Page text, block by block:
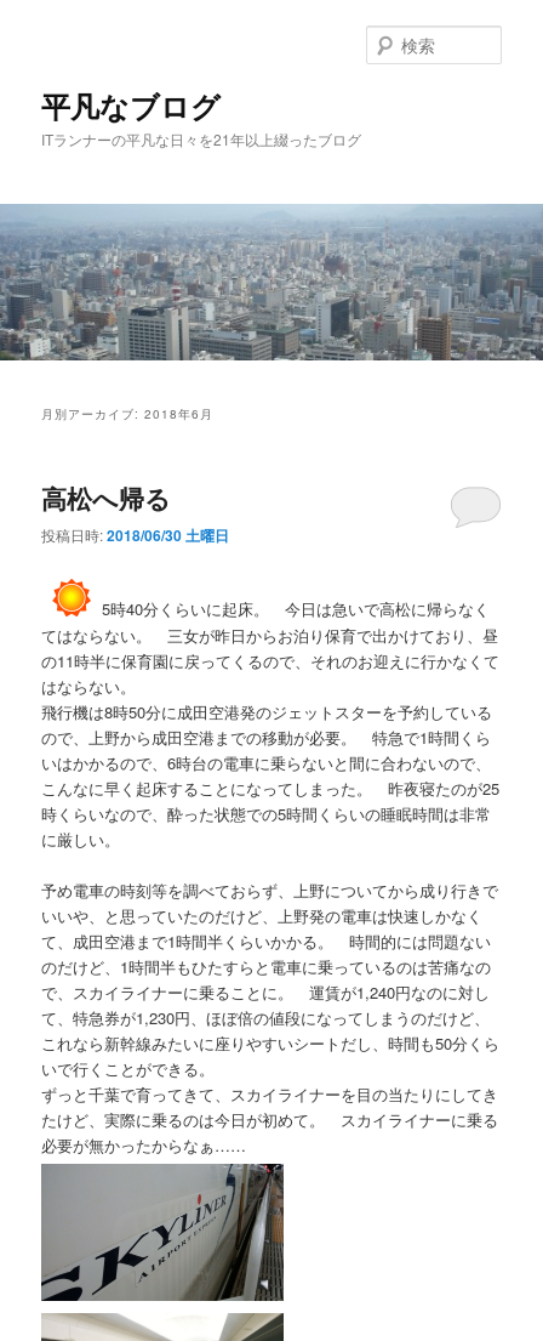
移
動
動
平凡なブログ
ITランナーの平凡な日々を21年以上綴ったブログ
索
月別アーカイブ:2018年6月
高松へ帰る
投稿日時:2018/06/30 土曜日
5時40分くらいに起床。 今日は急いで高松に帰らなく
てはならない。 三女が昨日からお泊り保育で出かけており、昼
の11時半に保育園に戻ってくるので、それのお迎えに行かなくて
はならない。
飛行機は8時50分に成田空港発のジェットスターを予約している
ので、上野から成田空港までの移動が必要。 特急で1時間くら
いはかかるので、6時台の電車に乗らないと間に合わないので、
こんなに早く起床することになってしまった。 昨夜寝たのが25
時くらいなので、酔った状態での5時間くらいの睡眠時間は非常
に厳しい。
予め電車の時刻等を調べておらず、上野についてから成り行きで
いいや、と思っていたのだけど、上野発の電車は快速しかなく
て、成田空港まで1時間半くらいかかる。 時間的には問題ない
のだけど、1時間半もひたすらと電車に乗っているのは苦痛なの
で、スカイライナーに乗ることに。 運賃が1,240円なのに対し
て、特急券が1,230円、ほぼ倍の値段になってしまうのだけど、
これなら新幹線みたいに座りやすいシートだし、時間も50分くら
いで行くことができる。
ずっと千葉で育ってきて、スカイライナーを目の当たりにしてき
たけど、実際に乗るのは今日が初めて。 スカイライナーに乗る
必要が無かったからなぁ……